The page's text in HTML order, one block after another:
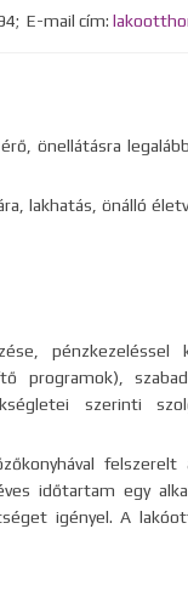
E-mail cím:
önellátásra
lakhatás, önálló
pénzkezeléssel
programok),
szerinti
felszerelt
időtartam egy
igényel. A